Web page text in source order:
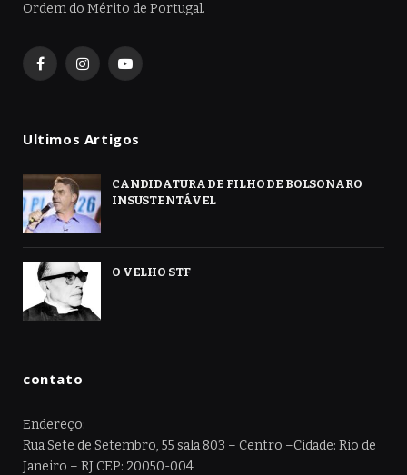
Ordem do Mérito de Portugal.
FacebookInstagramYouTube
Ultimos Artigos
CANDIDATURA DE FILHO DE BOLSONARO
INSUSTENTÁVEL
O VELHO STF
contato
Endereço:
Rua Sete de Setembro, 55 sala 803 – Centro –Cidade: Rio de
Janeiro – RJ CEP: 20050-004